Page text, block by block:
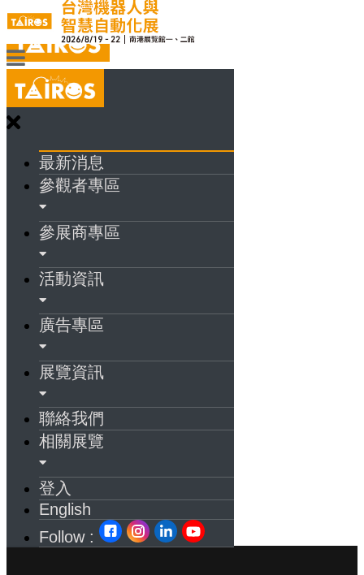
最新消息
參觀者專區
參展商專區
活動資訊
廣告專區
展覽資訊
聯絡我們
相關展覽
登入
English
Follow :